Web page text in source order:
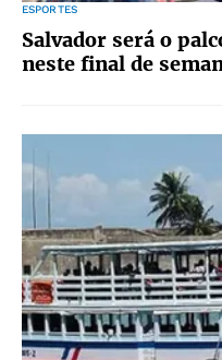
ESPORTES
Salvador será o
neste final de